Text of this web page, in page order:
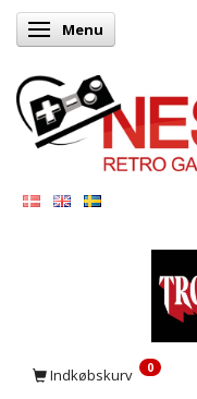
Skifte navigation
Menu
Indkøbskurv 0